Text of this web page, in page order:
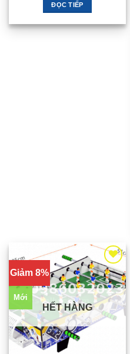
ĐỌC TIẾP
Giảm 8%
Mới
HẾT HÀNG